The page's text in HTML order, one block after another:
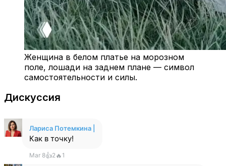
Женщина в белом платье на морозном
поле, лошади на заднем плане — символ
самостоятельности и силы.
Дискуссия
Лариса Потемкина |
Как в точку!
Mar 8👍2🔥 1